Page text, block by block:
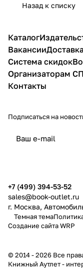
Назад к списку
Каталог
Вакансии
Система скидок
Организаторам СП
Контакты
Подписаться на
+7 (499) 394-53-52
sales@book-outlet.ru
г. Москва,
Темная тема
Создание сайтаWRP
© 2014 - 2026 Все
Книжный Аутлет -